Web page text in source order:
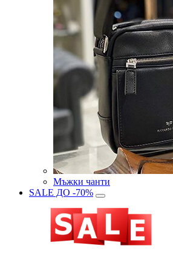
Мъжки чанти
SALE ДО -70%